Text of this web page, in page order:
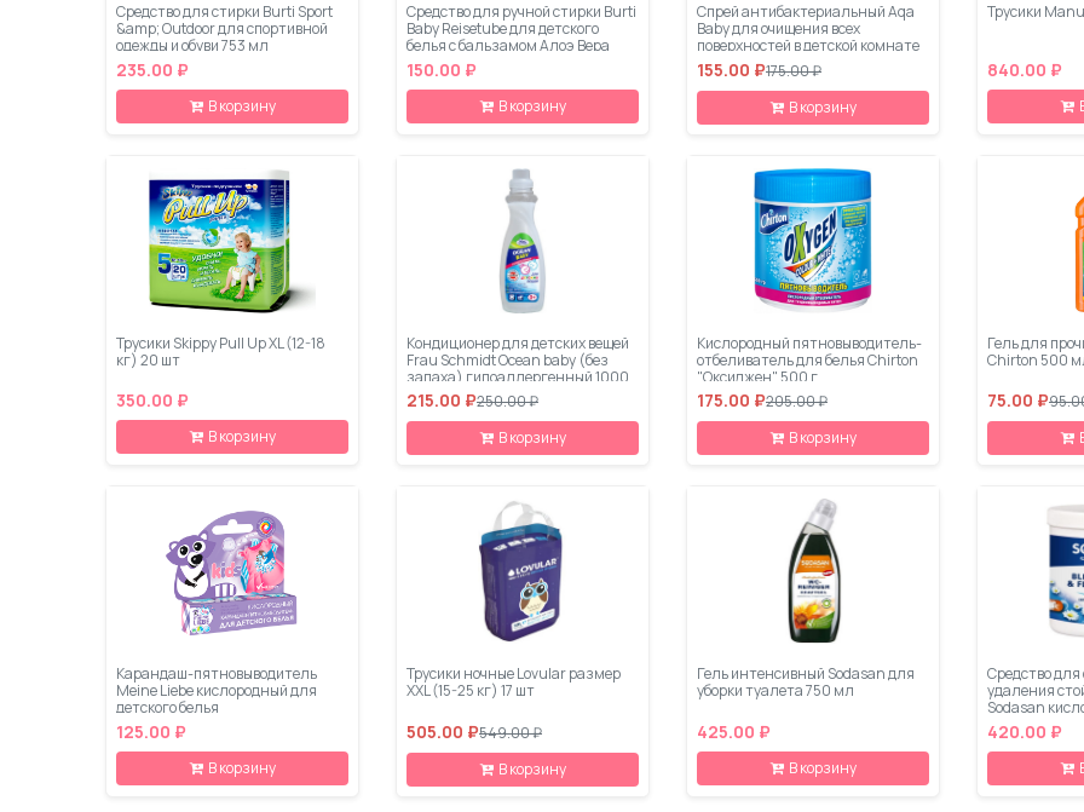
Средство для стирки Burti Sport
&amp; Outdoor для спортивной
одежды и обуви 753 мл
235.00 ₽
В корзину
Средство для ручной стирки Burti
Baby Reisetube для детского
белья с бальзамом Алоэ Вера
200 мл
150.00 ₽
В корзину
Спрей антибактериальный Aqa
Baby для очищения всех
поверхностей в детской комнате
300 мл
155.00 ₽175.00 ₽
В корзину
Трусики
840.00 ₽
Трусики Skippy Pull Up XL (12-18
кг) 20 шт
350.00 ₽
В корзину
Кондиционер для детских вещей
Frau Schmidt Ocean baby (без
запаха) гипоаллергенный 1000
мл
215.00 ₽250.00 ₽
В корзину
Кислородный пятновыводитель-
отбеливатель для белья Chirton
"Оксиджен" 500 г
175.00 ₽205.00 ₽
В корзину
Гель для
Chirton 500
75.00 ₽
Карандаш-пятновыводитель
Meine Liebe кислородный для
детского белья
125.00 ₽
В корзину
Трусики ночные Lovular размер
XXL (15-25 кг) 17 шт
505.00 ₽549.00 ₽
В корзину
Гель интенсивный Sodasan для
уборки туалета 750 мл
425.00 ₽
В корзину
Средство
удаления
Sodasan
420.00 ₽